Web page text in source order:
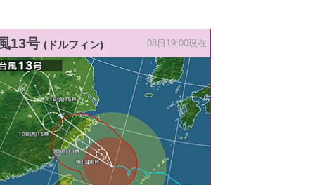
13号 (ドルフィン) 08日19:00現在